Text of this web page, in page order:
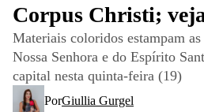
Corpus Christi;
Materiais coloridos estampam as
Nossa Senhora e do Espírito
capital nesta quinta-feira (19)
PorGiullia Gurgel